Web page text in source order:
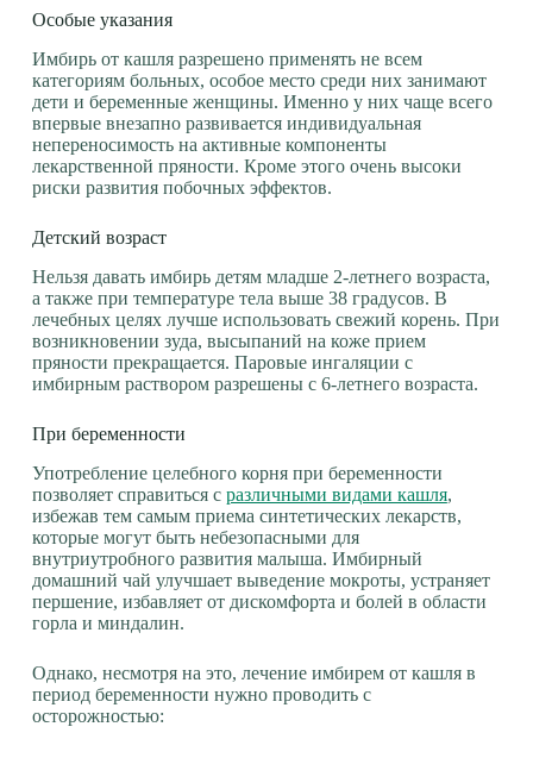
Особые указания
Имбирь от кашля разрешено применять не всем
категориям больных, особое место среди них занимают
дети и беременные женщины. Именно у них чаще всего
впервые внезапно развивается индивидуальная
непереносимость на активные компоненты
лекарственной пряности. Кроме этого очень высоки
риски развития побочных эффектов.
Детский возраст
Нельзя давать имбирь детям младше 2-летнего возраста,
а также при температуре тела выше 38 градусов. В
лечебных целях лучше использовать свежий корень. При
возникновении зуда, высыпаний на коже прием
пряности прекращается. Паровые ингаляции с
имбирным раствором разрешены с 6-летнего возраста.
При беременности
Употребление целебного корня при беременности
позволяет справиться с различными видами кашля,
избежав тем самым приема синтетических лекарств,
которые могут быть небезопасными для
внутриутробного развития малыша. Имбирный
домашний чай улучшает выведение мокроты, устраняет
першение, избавляет от дискомфорта и болей в области
горла и миндалин.
Однако, несмотря на это, лечение имбирем от кашля в
период беременности нужно проводить с
осторожностью: